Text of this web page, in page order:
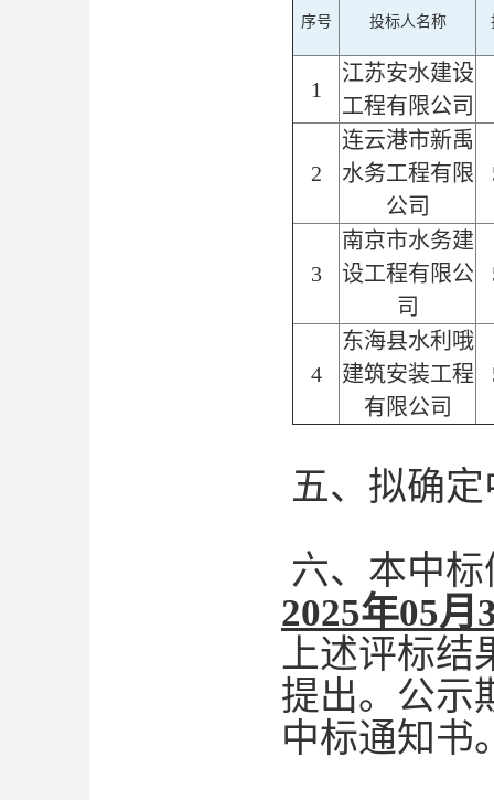
序号 投标人名称
1
江苏安水建设
工程有限公司
2
连云港市新禹
水务工程有限
公司
3
南京市水务建
设工程有限公
司
4
东海县水利哦
建筑安装工程
有限公司
五、拟确
六、本中
2025年05月
上述评标结
提出。公示
中标通知书